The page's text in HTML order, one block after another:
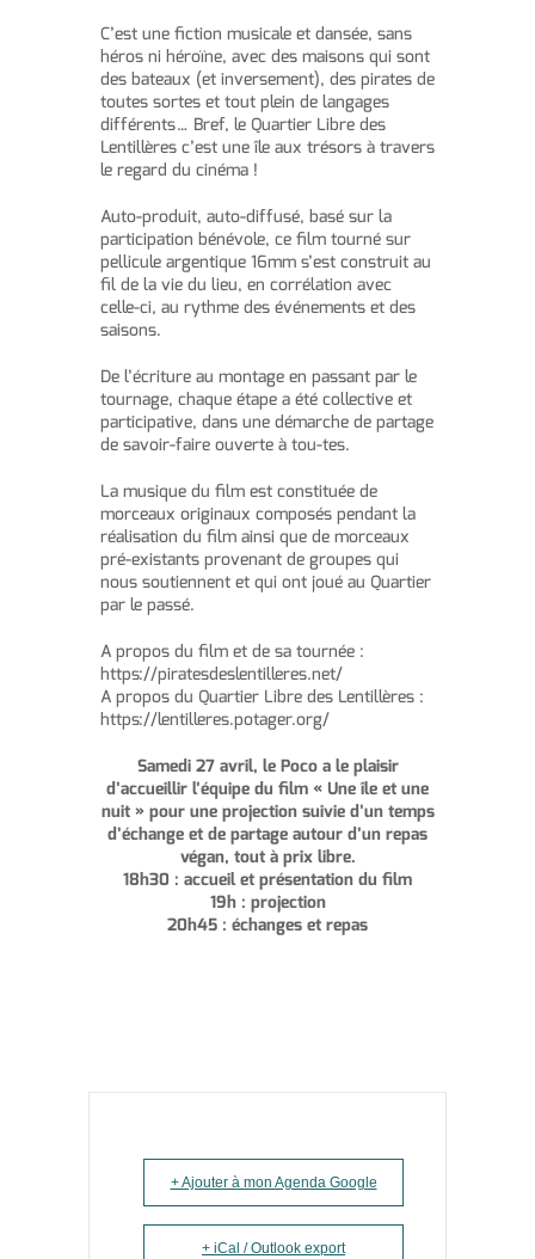
C’est une fiction musicale et dansée, sans
héros ni héroïne, avec des maisons qui sont
des bateaux (et inversement), des pirates de
toutes sortes et tout plein de langages
différents… Bref, le Quartier Libre des
Lentillères c’est une île aux trésors à travers
le regard du cinéma !
Auto-produit, auto-diffusé, basé sur la
participation bénévole, ce film tourné sur
pellicule argentique 16mm s’est construit au
fil de la vie du lieu, en corrélation avec
celle-ci, au rythme des événements et des
saisons.
De l’écriture au montage en passant par le
tournage, chaque étape a été collective et
participative, dans une démarche de partage
de savoir-faire ouverte à tou-tes.
La musique du film est constituée de
morceaux originaux composés pendant la
réalisation du film ainsi que de morceaux
pré-existants provenant de groupes qui
nous soutiennent et qui ont joué au Quartier
par le passé.
A propos du film et de sa tournée :
https://piratesdeslentilleres.net/
A propos du Quartier Libre des Lentillères :
https://lentilleres.potager.org/
Samedi 27 avril, le Poco a le plaisir
d’accueillir l’équipe du film « Une île et une
nuit » pour une projection suivie d’un temps
d’échange et de partage autour d’un repas
végan, tout à prix libre.
18h30 : accueil et présentation du film
19h : projection
20h45 : échanges et repas
+ Ajouter à mon Agenda Google
+ iCal / Outlook export